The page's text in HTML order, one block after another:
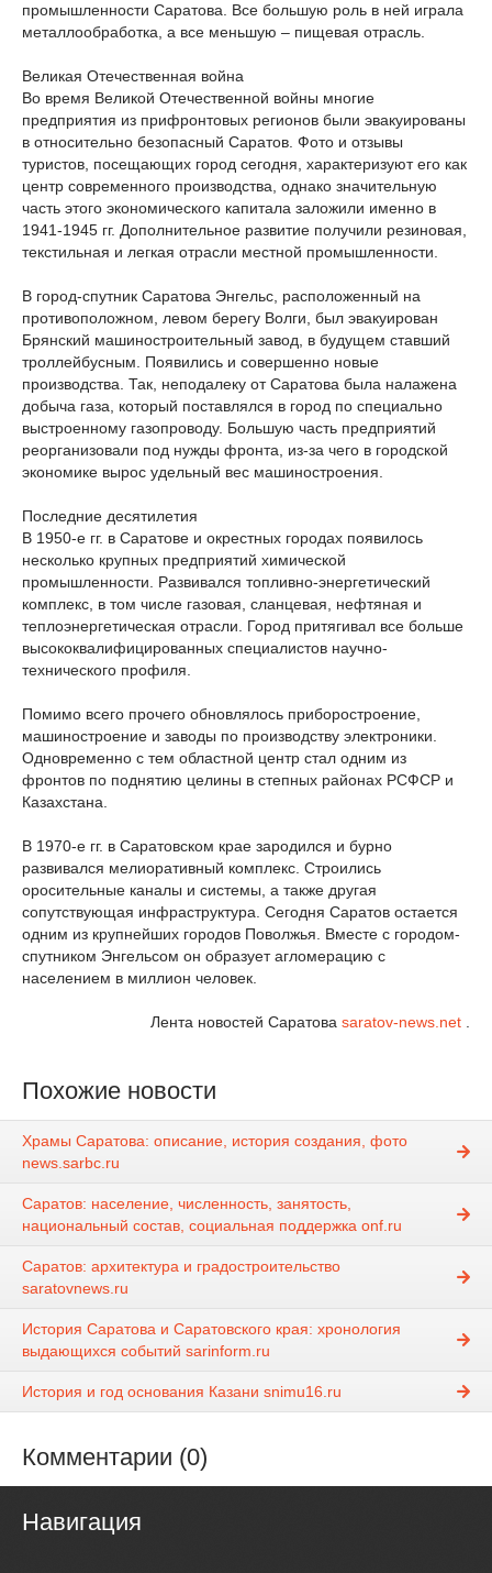
промышленности Саратова. Все большую роль в ней играла
металлообработка, а все меньшую – пищевая отрасль.
Великая Отечественная война
Во время Великой Отечественной войны многие
предприятия из прифронтовых регионов были эвакуированы
в относительно безопасный Саратов. Фото и отзывы
туристов, посещающих город сегодня, характеризуют его как
центр современного производства, однако значительную
часть этого экономического капитала заложили именно в
1941-1945 гг. Дополнительное развитие получили резиновая,
текстильная и легкая отрасли местной промышленности.
В город-спутник Саратова Энгельс, расположенный на
противоположном, левом берегу Волги, был эвакуирован
Брянский машиностроительный завод, в будущем ставший
троллейбусным. Появились и совершенно новые
производства. Так, неподалеку от Саратова была налажена
добыча газа, который поставлялся в город по специально
выстроенному газопроводу. Большую часть предприятий
реорганизовали под нужды фронта, из-за чего в городской
экономике вырос удельный вес машиностроения.
Последние десятилетия
В 1950-е гг. в Саратове и окрестных городах появилось
несколько крупных предприятий химической
промышленности. Развивался топливно-энергетический
комплекс, в том числе газовая, сланцевая, нефтяная и
теплоэнергетическая отрасли. Город притягивал все больше
высококвалифицированных специалистов научно-
технического профиля.
Помимо всего прочего обновлялось приборостроение,
машиностроение и заводы по производству электроники.
Одновременно с тем областной центр стал одним из
фронтов по поднятию целины в степных районах РСФСР и
Казахстана.
В 1970-е гг. в Саратовском крае зародился и бурно
развивался мелиоративный комплекс. Строились
оросительные каналы и системы, а также другая
сопутствующая инфраструктура. Сегодня Саратов остается
одним из крупнейших городов Поволжья. Вместе с городом-
спутником Энгельсом он образует агломерацию с
населением в миллион человек.
Лента новостей Саратова saratov-news.net
Похожие новости
Храмы Саратова: описание, история создания, фото
news.sarbc.ru
Саратов: население, численность, занятость,
национальный состав, социальная поддержка onf.ru
Саратов: архитектура и градостроительство
saratovnews.ru
История Саратова и Саратовского края: хронология
выдающихся событий sarinform.ru
История и год основания Казани snimu16.ru
Комментарии (0)
Навигация